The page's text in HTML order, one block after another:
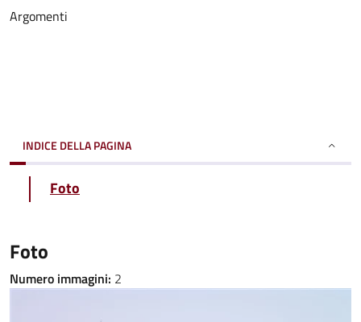
Argomenti
INDICE DELLA PAGINA
Foto
Foto
Numero immagini: 2